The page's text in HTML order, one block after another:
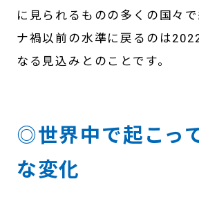
に見られるものの多くの国々
ナ禍以前の水準に戻るのは
なる見込みとのことです。
◎世界中で起こっ
な変化